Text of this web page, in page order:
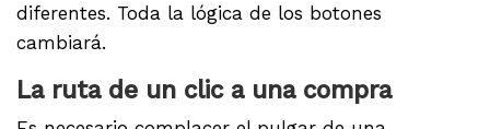
diferentes. Toda la lógica de los botones
cambiará.
La ruta de un clic a una compra